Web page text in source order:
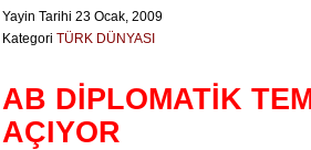
Yayin Tarihi 23 Ocak, 2009
Kategori TÜRK DÜNYASI
AB DİPLOMATİK
AÇIYOR